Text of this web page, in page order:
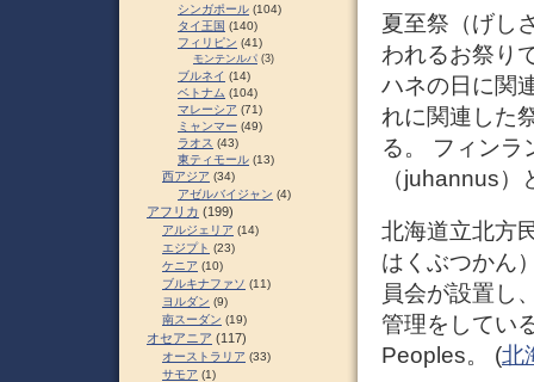
夏至祭（げし
われるお祭り
ハネの日に関
れに関連した
る。 フィンラ
（juhannus）
北海道立北方
はくぶつかん
員会が設置し
管理をしてい
Peoples。 (北
シンガポール (104)
タイ王国 (140)
フィリピン (41)
モンテンルパ (3)
ブルネイ (14)
ベトナム (104)
マレーシア (71)
ミャンマー (49)
ラオス (43)
東ティモール (13)
西アジア (34)
アゼルバイジャン (4)
アフリカ (199)
アルジェリア (14)
エジプト (23)
ケニア (10)
ブルキナファソ (11)
ヨルダン (9)
南スーダン (19)
オセアニア (117)
オーストラリア (33)
サモア (1)